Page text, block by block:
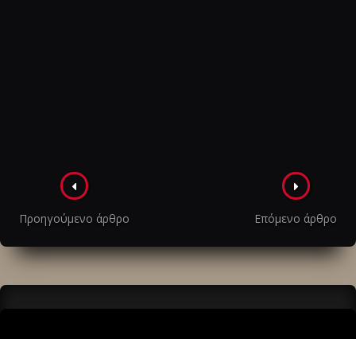
Πλοήγηση
στα
άρθρα
Προηγούμενο άρθρο Επόμενο άρθρο